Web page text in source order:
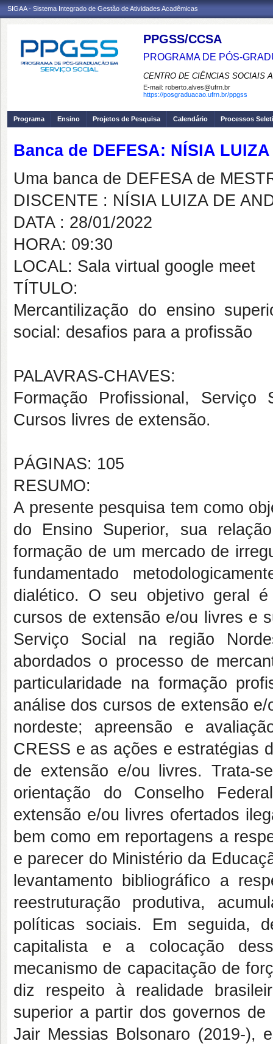
SIGAA - Sistema Integrado de Gestão de Atividades Acadêmicas
PPGSS/CCSA
PROGRAMA DE PÓS-
CENTRO DE CIÊNCIAS SOCIAIS
E-mail: roberto.alves@ufrn.br
https://posgraduacao.ufrn.br/ppgss
Programa Ensino Projetos de Pesquisa Calendário Processos
Banca de DEFESA: NÍSIA
Uma banca de DEFESA de
DISCENTE : NÍSIA LUIZA DE
DATA : 28/01/2022
HORA: 09:30
LOCAL: Sala virtual google meet
TÍTULO:
Mercantilização do ensino
social: desafios para a profissão
PALAVRAS-CHAVES:
Formação Profissional, Serviço
Cursos livres de extensão.
PÁGINAS: 105
RESUMO:
A presente pesquisa tem como
do Ensino Superior, sua
formação de um mercado de
fundamentado
dialético. O seu objetivo geral
cursos de extensão e/ou livres e
Serviço Social na região
abordados o processo de
particularidade na formação
análise dos cursos de extensão
nordeste; apreensão e
CRESS e as ações e estratégias
de extensão e/ou livres. Trata-
orientação do Conselho
extensão e/ou livres ofertados
bem como em reportagens a
e parecer do Ministério da
levantamento bibliográfico a
reestruturação produtiva,
políticas sociais. Em seguida,
capitalista e a colocação
mecanismo de capacitação de
diz respeito à realidade
superior a partir dos governos
Jair Messias Bolsonaro (2019-),